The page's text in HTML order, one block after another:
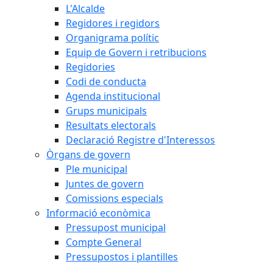
L'Alcalde
Regidores i regidors
Organigrama polític
Equip de Govern i retribucions
Regidories
Codi de conducta
Agenda institucional
Grups municipals
Resultats electorals
Declaració Registre d'Interessos
Òrgans de govern
Ple municipal
Juntes de govern
Comissions especials
Informació econòmica
Pressupost municipal
Compte General
Pressupostos i plantilles